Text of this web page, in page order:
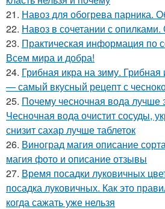
21. Навоз для обогрева парника.
22. Навоз в сочетании с
23. Практическая информация по
Всем мира и добра!
24. Грибная икра на зиму. Грибная
— самый вкусный рецепт с
25. Почему чесночная вода лучше
Чесночная вода очистит сосуды,
снизит сахар лучше таблеток
26. Виноград магия описание
магия фото и описание отзывы
27. Время посадки луковичных
посадка луковичных. Как это
когда сажать уже нельзя